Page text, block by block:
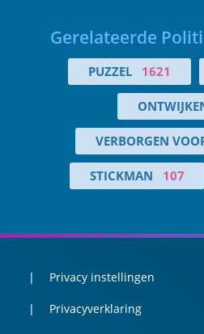
Gerelateerde
PUZZEL 1621
VERBORGEN
STICKMAN 107
Privacy instellingen
Privacyverklaring